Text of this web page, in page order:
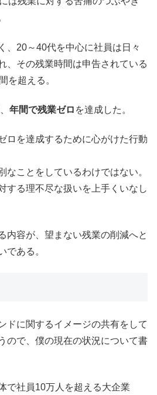
、20～40代を中心に社員は日々
、その残業時間は申告されている
を超える。
年間で残業ゼロ を達成した。
ロを達成するために心がけた行動
なことをしているわけではない。
する理不尽な扱いを上手くいなし
内容が、望まない残業の削減へと
である。
ドに関するイメージの共有をして
ので、僕の現在の状況について書
で社員10万人を超える大企業